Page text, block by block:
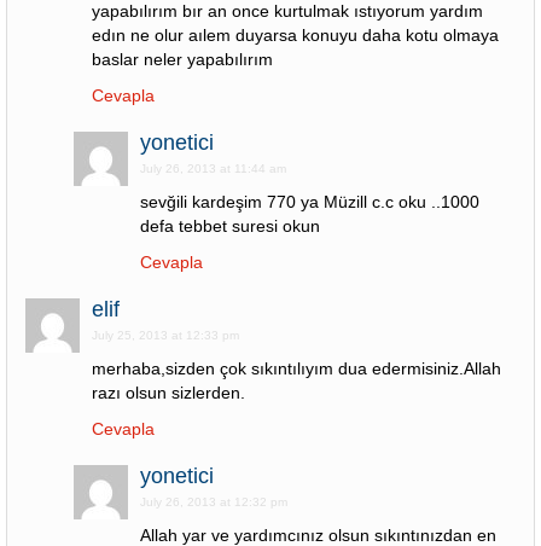
yapabılırım bır an once kurtulmak ıstıyorum yardım
edın ne olur aılem duyarsa konuyu daha kotu olmaya
baslar neler yapabılırım
Cevapla
yonetici
July 26, 2013 at 11:44 am
sevğili kardeşim 770 ya Müzill c.c oku ..1000
defa tebbet suresi okun
Cevapla
elif
July 25, 2013 at 12:33 pm
merhaba,sizden çok sıkıntılıyım dua edermisiniz.Allah
razı olsun sizlerden.
Cevapla
yonetici
July 26, 2013 at 12:32 pm
Allah yar ve yardımcınız olsun sıkıntınızdan en